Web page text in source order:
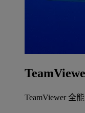
TeamViewer 全